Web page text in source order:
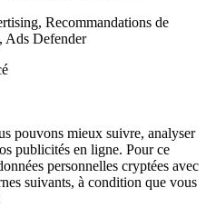
Recommandations de
Ads Defender
pouvons mieux suivre, analyser
publicités en ligne. Pour ce
personnelles cryptées avec
suivants, à condition que vous